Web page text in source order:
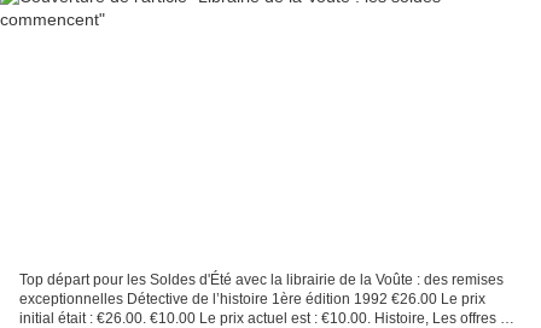
Top départ pour les Soldes d'Été avec la librairie de la Voûte : des remises
exceptionnelles Détective de l’histoire 1ère édition 1992 €26.00 Le prix
initial était : €26.00. €10.00 Le prix actuel est : €10.00. Histoire, Les offres du